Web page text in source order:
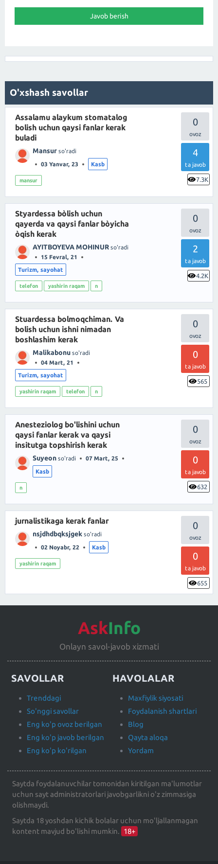
O'xshash savollar
0
4
ta javob
7.3K
Assalamu alaykum stomatalog
bolish uchun qaysi fanlar kerak
buladi
Mansur so'radi
03 Yanvar, 23 Kasb
mansur
0
2
ta javob
4.2K
Styardessa bòlish uchun
qayerda va qaysi fanlar bòyicha
òqish kerak
AYITBOYEVA MOHINUR so'radi
15 Fevral, 21
Turizm, sayohat
telefon yashirin raqam n
0
0
ta javob
565
Stuardessa bolmoqchiman. Va
bolish uchun ishni nimadan
boshlashim kerak
Malikabonu so'radi
04 Mart, 21
Turizm, sayohat
yashirin raqam telefon n
0
0
ta javob
632
Anesteziolog bo'lishini uchun
qaysi fanlar kerak va qaysi
insitutga topshirish kerak
Suyeon so'radi 07 Mart, 25
Kasb
n
0
0
ta javob
655
jurnalistikaga kerak fanlar
nsjdhdbqksjgek so'radi
02 Noyabr, 22 Kasb
yashirin raqam
AskInfo
Onlayn savol-javob xizmati
SAVOLLAR
Trenddagi
So'nggi savollar
Eng ko'p ovoz berilgan
Eng ko'p javob berilgan
Eng ko'p ko'rilgan
HAVOLALAR
Maxfiylik siyosati
Foydalanish shartlari
Blog
Qayta aloqa
Yordam
Saytda foydalanuvchilar tomonidan kiritilgan ma'lumotlar
uchun sayt administratorlari javobgarlikni o'z zimmasiga
olishmaydi.
Saytda 18 yoshdan kichik bolalar uchun mo'ljallanmagan
kontent mavjud bo'lishi mumkin. 18+